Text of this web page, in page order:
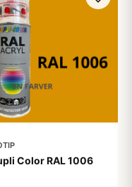
Color RAL 1006